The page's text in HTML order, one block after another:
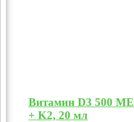
Витамин D3 500 МЕ
+ K2, 20 мл